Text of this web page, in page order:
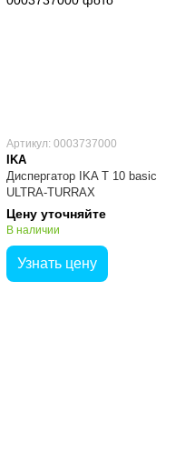
Артикул: 0003737000
IKA
Диспергатор IKA T 10 basic
ULTRA-TURRAX
Цену уточняйте
В наличии
Узнать цену